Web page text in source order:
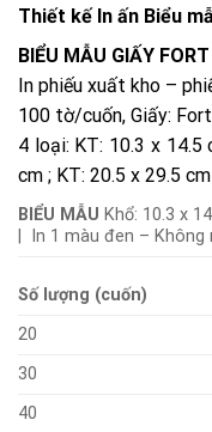
Thiết kế In ấn Biểu
BIỂU MẪU GIẤY FORT
In phiếu xuất kho –
100 tờ/cuốn, Giấy:
4 loại: KT: 10.3 x 14.5
cm ; KT: 20.5 x 29.5 cm
BIỂU MẪU Khổ: 10.3 x
| In 1 màu đen – Không
Số lượng (cuốn)
20
30
40